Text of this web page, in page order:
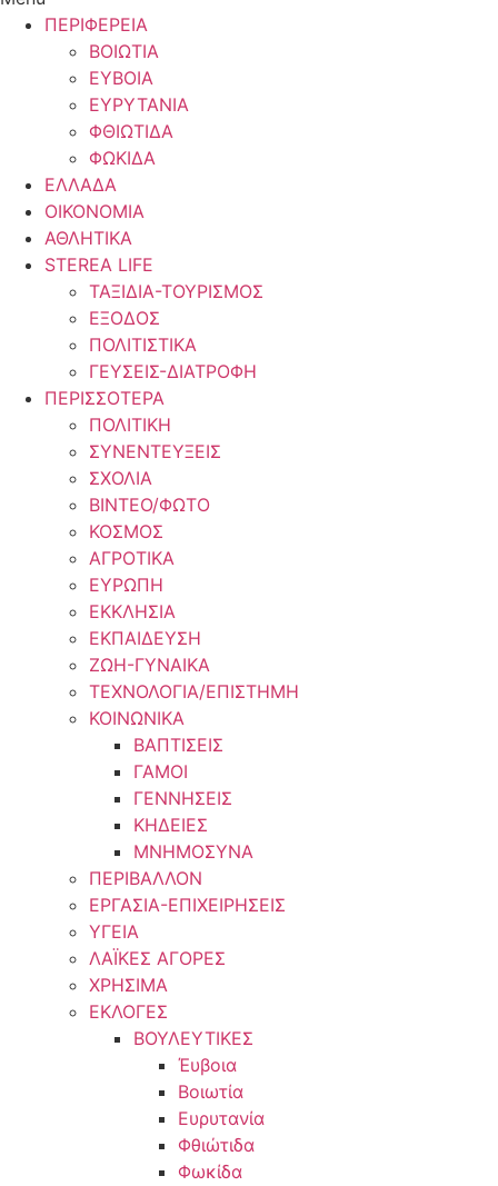
ΠΕΡΙΦΕΡΕΙΑ
ΒΟΙΩΤΙΑ
ΕΥΒΟΙΑ
ΕΥΡΥΤΑΝΙΑ
ΦΘΙΩΤΙΔΑ
ΦΩΚΙΔΑ
ΕΛΛΑΔΑ
ΟΙΚΟΝΟΜΙΑ
ΑΘΛΗΤΙΚΑ
STEREA LIFE
ΤΑΞΙΔΙΑ-ΤΟΥΡΙΣΜΟΣ
ΕΞΟΔΟΣ
ΠΟΛΙΤΙΣΤΙΚΑ
ΓΕΥΣΕΙΣ-ΔΙΑΤΡΟΦΗ
ΠΕΡΙΣΣΟΤΕΡΑ
ΠΟΛΙΤΙΚΗ
ΣΥΝΕΝΤΕΥΞΕΙΣ
ΣΧΟΛΙΑ
ΒΙΝΤΕΟ/ΦΩΤΟ
ΚΟΣΜΟΣ
ΑΓΡΟΤΙΚΑ
ΕΥΡΩΠΗ
ΕΚΚΛΗΣΙΑ
ΕΚΠΑΙΔΕΥΣΗ
ΖΩΗ-ΓΥΝΑΙΚΑ
ΤΕΧΝΟΛΟΓΙΑ/ΕΠΙΣΤΗΜΗ
ΚΟΙΝΩΝΙΚΑ
ΒΑΠΤΙΣΕΙΣ
ΓΑΜΟΙ
ΓΕΝΝΗΣΕΙΣ
ΚΗΔΕΙΕΣ
ΜΝΗΜΟΣΥΝΑ
ΠΕΡΙΒΑΛΛΟΝ
ΕΡΓΑΣΙΑ-ΕΠΙΧΕΙΡΗΣΕΙΣ
ΥΓΕΙΑ
ΛΑΪΚΕΣ ΑΓΟΡΕΣ
ΧΡΗΣΙΜΑ
ΕΚΛΟΓΕΣ
ΒΟΥΛΕΥΤΙΚΕΣ
Έυβοια
Βοιωτία
Ευρυτανία
Φθιώτιδα
Φωκίδα